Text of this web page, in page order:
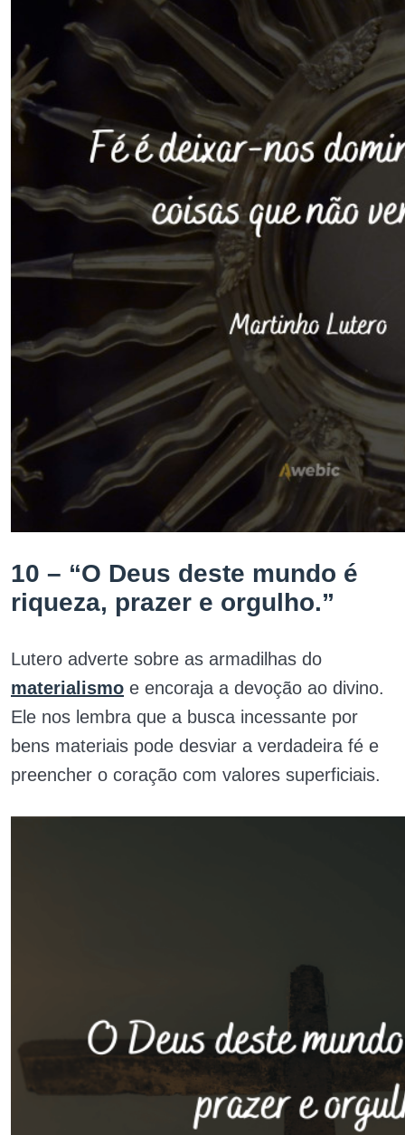
10 – “O Deus deste mundo é
riqueza, prazer e orgulho.”
Lutero adverte sobre as armadilhas do
materialismo e encoraja a devoção ao divino.
Ele nos lembra que a busca incessante por
bens materiais pode desviar a verdadeira fé e
preencher o coração com valores superficiais.